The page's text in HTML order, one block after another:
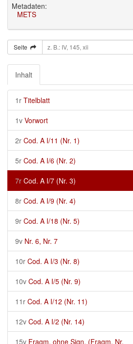
Metadaten:
METS
Seite
Inhalt
1r Titelblatt
1v Vorwort
2r Cod. A I/11 (Nr. 1)
5r Cod. A I/6 (Nr. 2)
7r Cod. A I/7 (Nr. 3)
8r Cod. A I/9 (Nr. 4)
9r Cod. A I/18 (Nr. 5)
9v Nr. 6, Nr. 7
10r Cod. A I/3 (Nr. 8)
10v Cod. A I/5 (Nr. 9)
11r Cod. A I/12 (Nr. 11)
12v Cod. A I/2 (Nr. 14)
15v Fragm. ohne Sign. (Fragm. Nr.